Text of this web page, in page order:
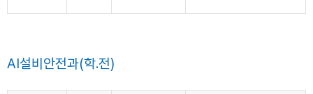
AI설비안전과(학.전)